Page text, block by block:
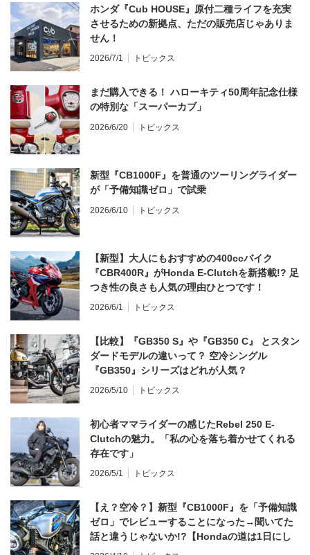
ホンダ『Cub HOUSE』原付二種ライフを充実
させるための新拠点、ただの販売店じゃありま
せん！
2026/7/1 トピックス
まだ購入できる！ ハローキティ50周年記念仕様
の特別な「スーパーカブ」
2026/6/20 トピックス
新型『CB1000F』を普通のツーリングライダー
が「予備知識ゼロ」で試乗
2026/6/10 トピックス
【新型】大人にもおすすめの400ccバイク
『CBR400R』がHonda E-Clutchを新搭載!? 足
つき性の良さも人気の理由ひとつです！
2026/6/1 トピックス
【比較】『GB350 S』や『GB350 C』 とスタン
ダードモデルの違いって？ 空冷シングル
『GB350』シリーズはどれが人気？
2026/5/10 トピックス
初心者ママライダーの感じたRebel 250 E-
Clutchの魅力。「私の心を落ち着かせてくれる
存在です」
2026/5/1 トピックス
【え？空冷？】新型『CB1000F』を「予備知識
ゼロ」でレビューすることになった→聞いてた
話と違うじゃないか!?【Hondaの道は1日にし
てならず／CB1000F ①第一印象 編】